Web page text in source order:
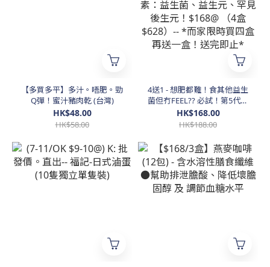
【多買多平】多汁。唔肥。勁
Q彈！蜜汁豬肉乾 (台灣)
HK$48.00
HK$58.00
4送1 - 想肥都難！食其他益生
菌但冇FEEL?? 必試！第5代！
一條蘊含三大瘦身要素：益生
菌、益生元、罕見後生元！
限時買四盒再送一盒！送完即
止*
HK$168.00
HK$188.00